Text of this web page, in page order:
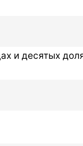
и десятых